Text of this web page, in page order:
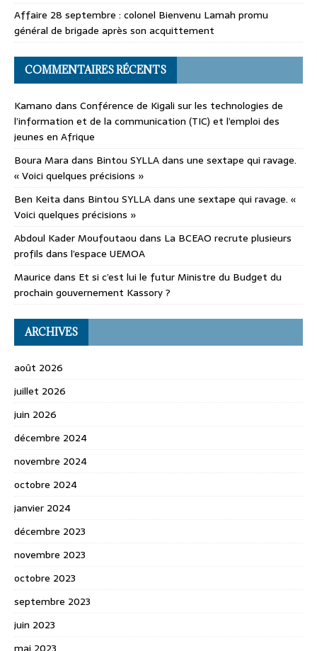
Affaire 28 septembre : colonel Bienvenu Lamah promu
général de brigade après son acquittement
COMMENTAIRES RÉCENTS
Kamano dans Conférence de Kigali sur les technologies de
l’information et de la communication (TIC) et l’emploi des
jeunes en Afrique
Boura Mara dans Bintou SYLLA dans une sextape qui ravage.
« Voici quelques précisions »
Ben Keita dans Bintou SYLLA dans une sextape qui ravage. «
Voici quelques précisions »
Abdoul Kader Moufoutaou dans La BCEAO recrute plusieurs
profils dans l’espace UEMOA
Maurice dans Et si c’est lui le futur Ministre du Budget du
prochain gouvernement Kassory ?
ARCHIVES
août 2026
juillet 2026
juin 2026
décembre 2024
novembre 2024
octobre 2024
janvier 2024
décembre 2023
novembre 2023
octobre 2023
septembre 2023
juin 2023